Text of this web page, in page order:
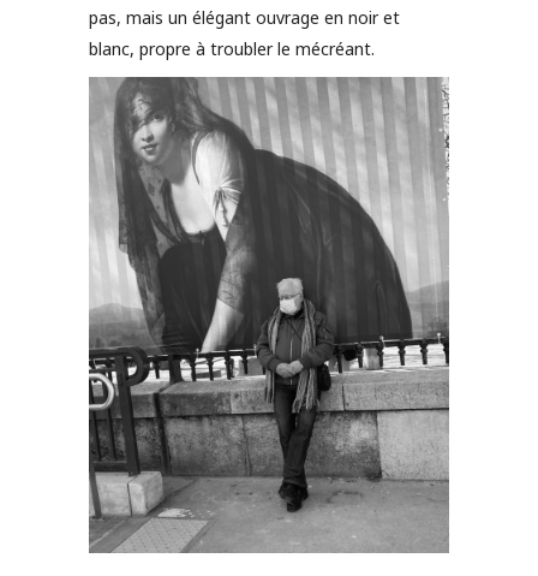
pas, mais un élégant ouvrage en noir et
blanc, propre à troubler le mécréant.